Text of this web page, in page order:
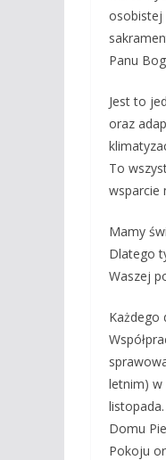
osobistej
Panu
Jest to
oraz
To
wsparcie
Mamy
Dlatego
Waszej
Każdego
letnim) w
Domu
Pokoju